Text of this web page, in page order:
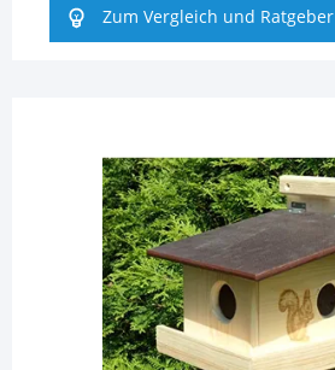
Zum Vergleich und Ratgeber